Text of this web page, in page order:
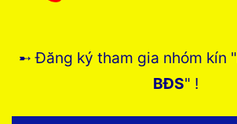
➸ Đăng ký tham gia nhóm kín "
BĐS" !